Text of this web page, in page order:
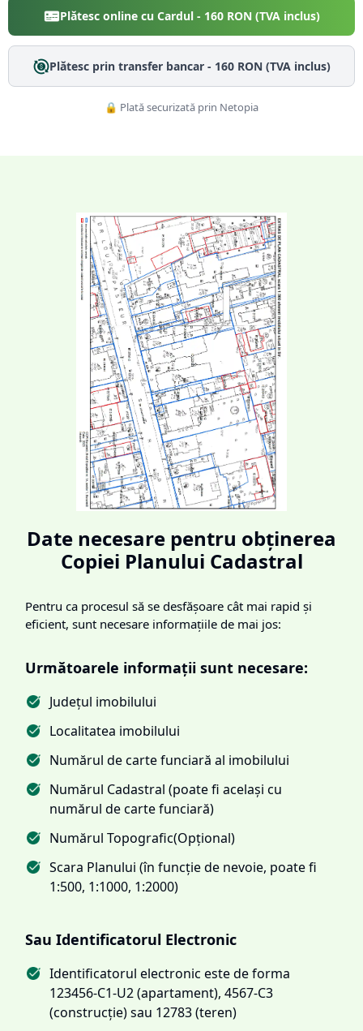
Plătesc online cu Cardul - 160RON (TVA inclus)
Plătesc prin transfer bancar - 160RON (TVA inclus)
🔒 Plată securizată prin Netopia
Date necesare pentru obținerea
Copiei Planului Cadastral
Pentru ca procesul să se desfășoare cât mai rapid și
eficient, sunt necesare informațiile de mai jos:
Următoarele informații sunt necesare:
Județul imobilului
Localitatea imobilului
Numărul de carte funciară al imobilului
Numărul Cadastral (poate fi același cu
numărul de carte funciară)
Numărul Topografic(Opțional)
Scara Planului (în funcție de nevoie, poate fi
1:500, 1:1000, 1:2000)
Sau Identificatorul Electronic
Identificatorul electronic este de forma
123456-C1-U2 (apartament), 4567-C3
(construcție) sau 12783 (teren)